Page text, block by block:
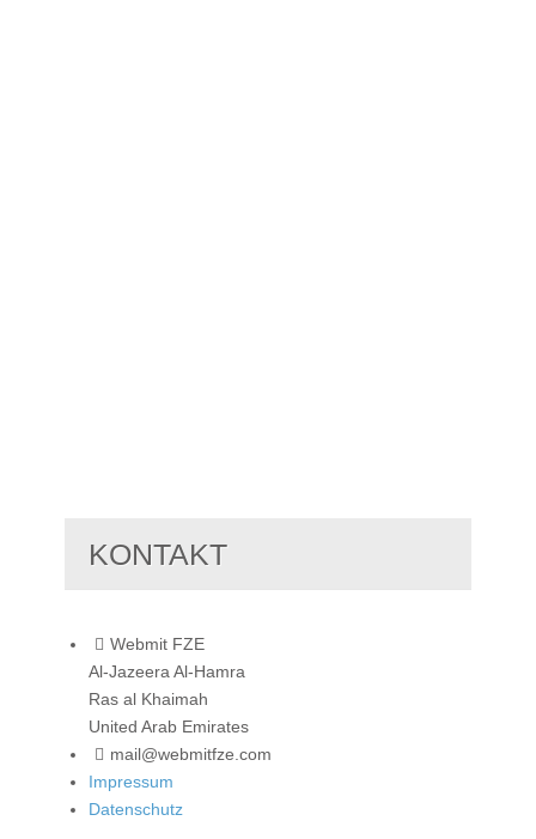
KONTAKT
Webmit FZE
Al-Jazeera Al-Hamra
Ras al Khaimah
United Arab Emirates
mail@webmitfze.com
Impressum
Datenschutz